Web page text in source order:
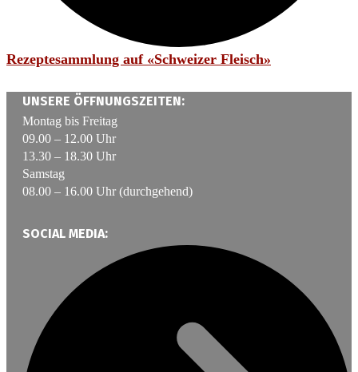
Rezeptesammlung auf «Schweizer Fleisch»
UNSERE ÖFFNUNGSZEITEN:
Montag bis Freitag
09.00 – 12.00 Uhr
13.30 – 18.30 Uhr
Samstag
08.00 – 16.00 Uhr (durchgehend)
SOCIAL MEDIA: